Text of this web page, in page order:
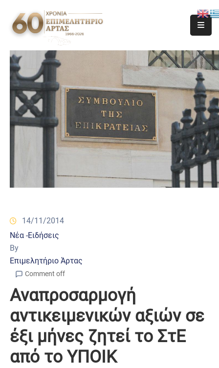
14/11/2014
Νέα -Ειδήσεις
By
Επιμελητήριο Άρτας
Comment off
Αναπροσαρμογή
αντικειμενικών αξιών σε
έξι μήνες ζητεί το ΣτΕ
από το ΥΠΟΙΚ